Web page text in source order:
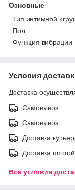
Основные
Тип интимной
Пол
Функция вибрации
Условия
Доставка
Самовывоз
Самовывоз
Доставка
Доставка почтой
Все условия